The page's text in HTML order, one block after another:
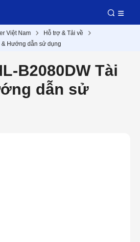
Việt Nam
Hỗ trợ & Tải về
& Hướng dẫn sử dụng
B2080DW Tài
dẫn sử